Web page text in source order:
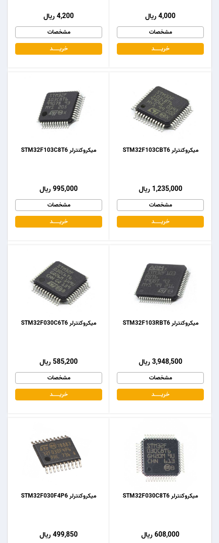
4,200 ریال
مشخصات
خریـــــــد
4,000 ریال
مشخصات
خریـــــــد
میکروکنترلر STM32F103C8T6
995,000 ریال
مشخصات
خریـــــــد
میکروکنترلر STM32F103CBT6
1,235,000 ریال
مشخصات
خریـــــــد
میکروکنترلر STM32F030C6T6
585,200 ریال
مشخصات
خریـــــــد
میکروکنترلر STM32F103RBT6
3,948,500 ریال
مشخصات
خریـــــــد
میکروکنترلر STM32F030F4P6
499,850 ریال
میکروکنترلر STM32F030C8T6
608,000 ریال